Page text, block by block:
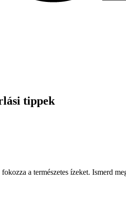
tippek
a természetes ízeket. Ismerd